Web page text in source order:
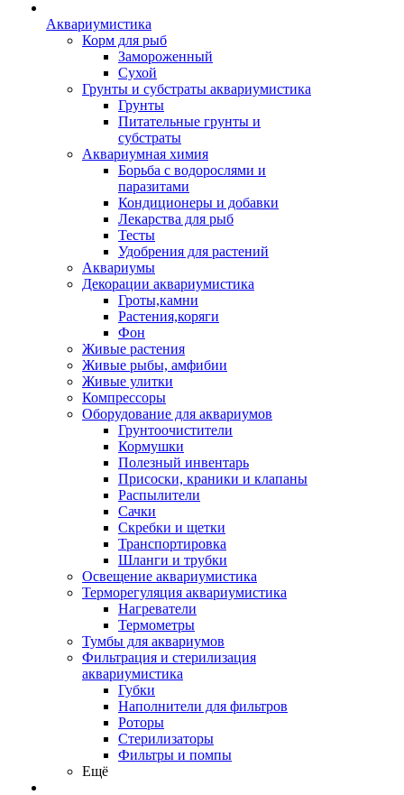
Аквариумистика
Корм для рыб
Замороженный
Сухой
Грунты и субстраты аквариумистика
Грунты
Питательные грунты и
субстраты
Аквариумная химия
Борьба с водорослями и
паразитами
Кондиционеры и добавки
Лекарства для рыб
Тесты
Удобрения для растений
Аквариумы
Декорации аквариумистика
Гроты,камни
Растения,коряги
Фон
Живые растения
Живые рыбы, амфибии
Живые улитки
Компрессоры
Оборудование для аквариумов
Грунтоочистители
Кормушки
Полезный инвентарь
Присоски, краники и клапаны
Распылители
Сачки
Скребки и щетки
Транспортировка
Шланги и трубки
Освещение аквариумистика
Терморегуляция аквариумистика
Нагреватели
Термометры
Тумбы для аквариумов
Фильтрация и стерилизация
аквариумистика
Губки
Наполнители для фильтров
Роторы
Стерилизаторы
Фильтры и помпы
Ещё